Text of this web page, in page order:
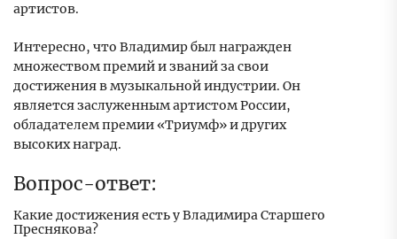
артистов.
Интересно, что Владимир был награжден
множеством премий и званий за свои
достижения в музыкальной индустрии. Он
является заслуженным артистом России,
обладателем премии «Триумф» и других
высоких наград.
Вопрос-ответ:
Какие достижения есть у Владимира Старшего
Преснякова?